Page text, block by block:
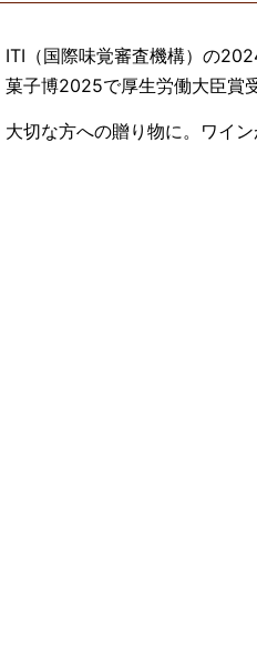
ITI（国際味覚審査機構）の
菓子博2025で厚生労働大臣賞
大切な方への贈り物に。ワイ